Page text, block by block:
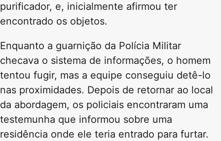
purificador, e, inicialmente afirmou ter
encontrado os objetos.
Enquanto a guarnição da Polícia Militar
checava o sistema de informações, o homem
tentou fugir, mas a equipe conseguiu detê-lo
nas proximidades. Depois de retornar ao local
da abordagem, os policiais encontraram uma
testemunha que informou sobre uma
residência onde ele teria entrado para furtar.